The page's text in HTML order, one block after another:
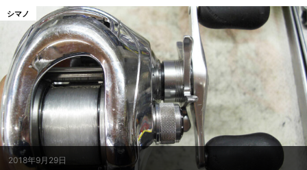
2018年9月29日
シマノ